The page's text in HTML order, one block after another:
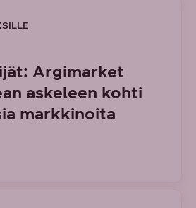
Argimarket
askeleen kohti
markkinoita